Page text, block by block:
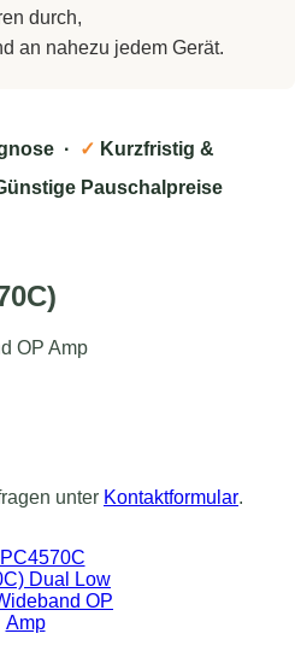
durch,
an nahezu jedem Gerät.
· ✓ Kurzfristig &
Pauschalpreise
OP Amp
unter Kontaktformular.